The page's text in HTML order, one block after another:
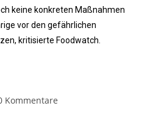
keine konkreten Maßnahmen
vor den gefährlichen
kritisierte Foodwatch.
Kommentare